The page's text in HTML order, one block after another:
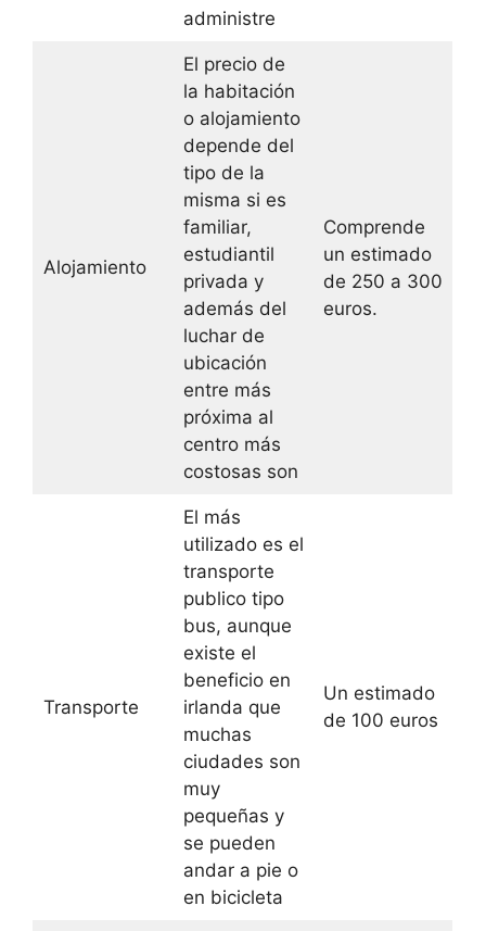
administre
Alojamiento
El precio de
la habitación
o alojamiento
depende del
tipo de la
misma si es
familiar,
estudiantil
privada y
además del
luchar de
ubicación
entre más
próxima al
centro más
costosas son
Comprende
un estimado
de 250 a 300
euros.
Transporte
El más
utilizado es el
transporte
publico tipo
bus, aunque
existe el
beneficio en
irlanda que
muchas
ciudades son
muy
pequeñas y
se pueden
andar a pie o
en bicicleta
Un estimado
de 100 euros